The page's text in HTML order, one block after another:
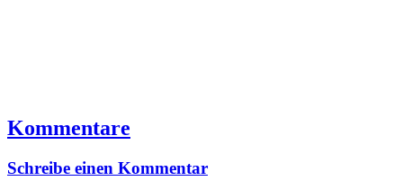
Kommentare
Schreibe einen Kommentar